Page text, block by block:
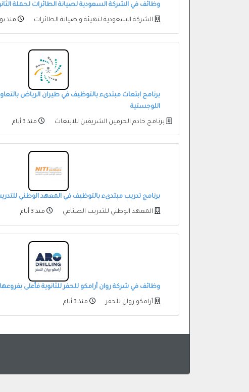
وظائف في الشركة السعودية لصيانة الطائرات لحملة
الشركة السعودية لتهيئة و صيانة الطائرات منذ
برنامج ابتعاث مبتدىء بالتوظيف في طيران الرياض
اللوجستية
برنامج خادم الحرمين الشريفين للابتعاث منذ 3 أيام
برنامج تدريب مبتدىء بالتوظيف في المعهد الوطني
المعهد الوطني للتدريب الصناعي منذ 3 أيام
وظائف في شركة روان أرامكو للحفر للثانوية فأعلى
أرامكو روان للحفر منذ 3 أيام